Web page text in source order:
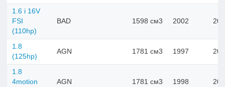
1.6 i 16V
FSI
(110hp)
BAD 1598 см3 2002
1.8
(125hp)
AGN 1781 см3 1997
1.8
4motion
AGN 1781 см3 1998